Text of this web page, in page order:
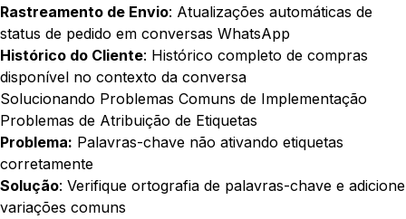
Rastreamento de Envio: Atualizações automáticas de
status de pedido em conversas WhatsApp
Histórico do Cliente: Histórico completo de compras
disponível no contexto da conversa
Solucionando Problemas Comuns de Implementação
Problemas de Atribuição de Etiquetas
Problema: Palavras-chave não ativando etiquetas
corretamente
Solução: Verifique ortografia de palavras-chave e adicione
variações comuns